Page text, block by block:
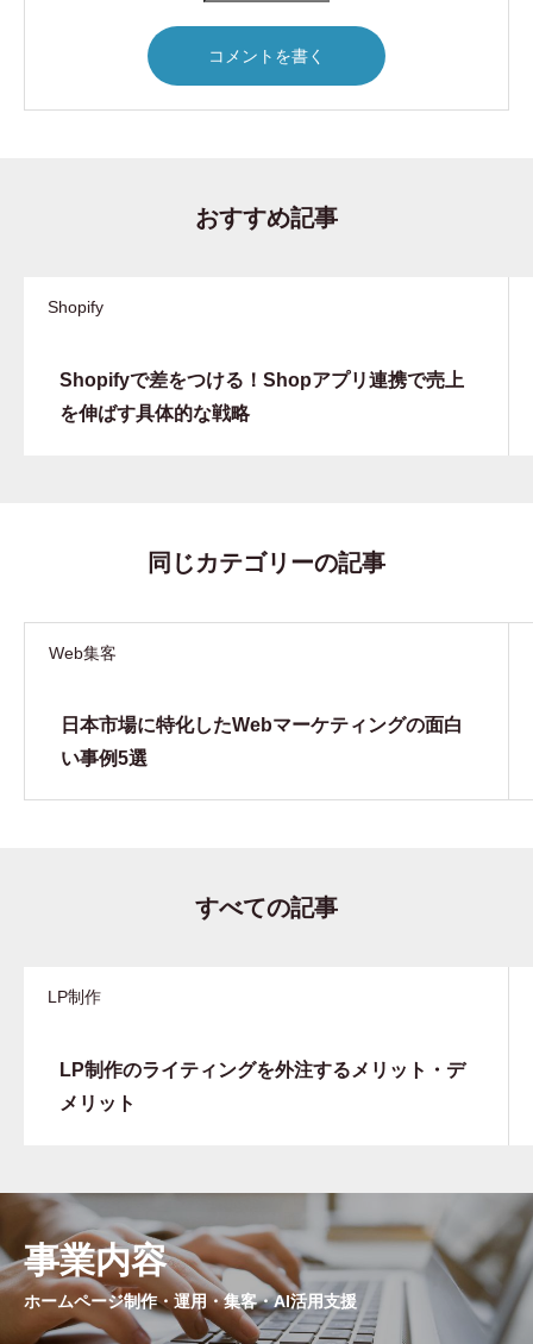
おすすめ記事
Shopify
Shopifyで差をつける！Shopアプリ連携で売上
を伸ばす具体的な戦略
同じカテゴリーの記事
Web集客
日本市場に特化したWebマーケティングの面白
い事例5選
すべての記事
LP制作
LP制作のライティングを外注するメリット・デ
メリット
事業内容
ホームページ制作・運用・集客・AI活用支援